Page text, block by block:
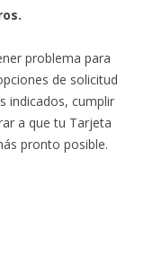
problema para
de solicitud
indicados, cumplir
a que tu Tarjeta
pronto posible.